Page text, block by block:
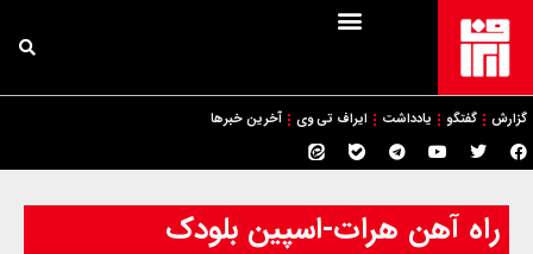
گزارش گفتگو یادداشت ایراف تی وی آخرین خبرها
راه آهن هرات-اسپین بلودک